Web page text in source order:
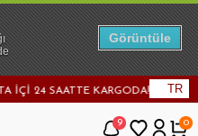
SAATTE KARGODA! - TR
9 0
Görüntüle